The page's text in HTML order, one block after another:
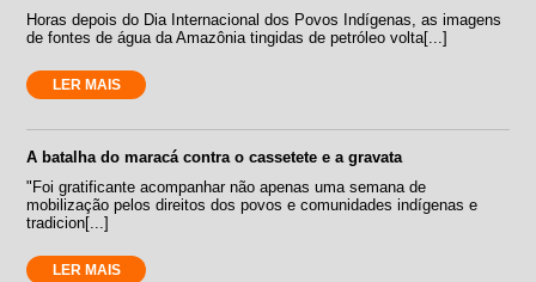
Horas depois do Dia Internacional dos Povos Indígenas, as imagens
de fontes de água da Amazônia tingidas de petróleo volta[...]
LER MAIS
A batalha do maracá contra o cassetete e a gravata
"Foi gratificante acompanhar não apenas uma semana de
mobilização pelos direitos dos povos e comunidades indígenas e
tradicion[...]
LER MAIS